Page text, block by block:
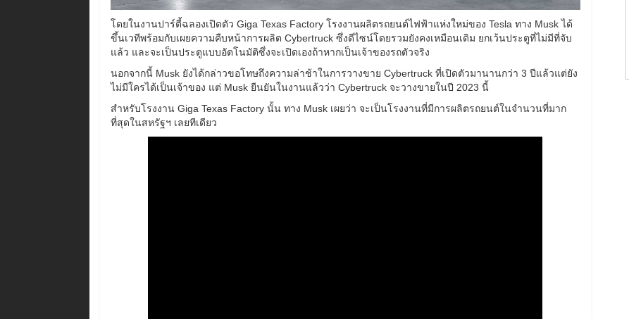
โดยในงานปาร์ตี้ฉลองเปิดตัว Giga Texas Factory โรงงานผลิตรถยนต์ไฟฟ้าแห่งใหม่ของ Tesla ทาง Musk ได้
ขึ้นเวทีพร้อมกับเผยความคืบหน้าการผลิต Cybertruck ซึ่งดีไซน์โดยรวมยังคงเหมือนเดิม ยกเว้นประตูที่ไม่มีที่จับ
แล้ว และจะเป็นประตูแบบอัตโนมัติซึ่งจะเปิดเองถ้าหากเป็นเจ้าของรถตัวจริง
นอกจากนี้ Musk ยังได้กล่าวขอโทษถึงความล่าช้าในการวางขาย Cybertruck ที่เปิดตัวมานานกว่า 3 ปีแล้วแต่ยัง
ไม่มีใครได้เป็นเจ้าของ แต่ Musk ยืนยันในงานแล้วว่า Cybertruck จะวางขายในปี 2023 นี้
สำหรับโรงงาน Giga Texas Factory นั้น ทาง Musk เผยว่า จะเป็นโรงงานที่มีการผลิตรถยนต์ในจำนวนที่มาก
ที่สุดในสหรัฐฯ เลยทีเดียว